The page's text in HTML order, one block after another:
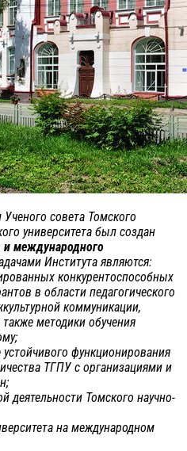
совета Томского
университета был создан
и международного
Института являются:
конкурентоспособных
в области педагогического
коммуникации,
методики обучения
функционирования
ТГПУ с организациями и
деятельности Томского научно-
на международном